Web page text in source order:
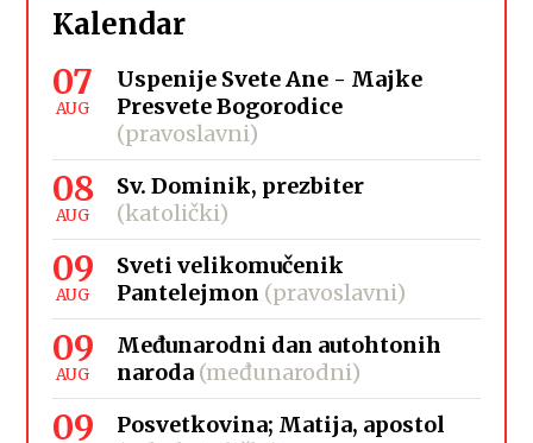
Kalendar
07
AUG
Uspenije Svete Ane - Majke
Presvete Bogorodice
(pravoslavni)
08
AUG
Sv. Dominik, prezbiter
(katolički)
09
AUG
Sveti velikomučenik
Pantelejmon (pravoslavni)
09
AUG
Međunarodni dan autohtonih
naroda (međunarodni)
09
Posvetkovina; Matija, apostol